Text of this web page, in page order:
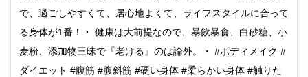
で、過ごしやすくて、居心地よくて、ライフスタイルに合って
る身体が1番！・ 健康は大前提なので、暴飲暴食、白砂糖、小
麦粉、添加物三昧で『老ける』のは論外。・ #ボディメイク #
ダイエット #腹筋 #腹斜筋 #硬い身体 #柔らかい身体 #触りた